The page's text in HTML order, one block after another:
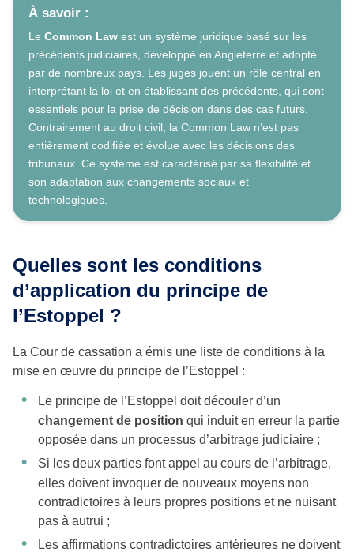
À savoir :
Le Common Law est un système juridique basé sur les
précédents judiciaires, développé en Angleterre et adopté
par de nombreux pays. Les juges jouent un rôle central en
interprétant la loi et en établissant des précédents, qui sont
essentiels pour la prise de décision dans des cas futurs.
Contrairement au droit civil, la Common Law n’est pas
entièrement codifiée et évolue avec les décisions des
tribunaux. Ce système est caractérisé par sa flexibilité et
son adaptation aux changements sociaux et
technologiques.
Quelles sont les conditions
d’application du principe de
l’Estoppel ?
La Cour de cassation a émis une liste de conditions à la
mise en œuvre du principe de l’Estoppel :
Le principe de l’Estoppel doit découler d’un
changement de position qui induit en erreur la partie
opposée dans un processus d’arbitrage judiciaire ;
Si les deux parties font appel au cours de l’arbitrage,
elles doivent invoquer de nouveaux moyens non
contradictoires à leurs propres positions et ne nuisant
pas à autrui ;
Les affirmations contradictoires antérieures ne doivent